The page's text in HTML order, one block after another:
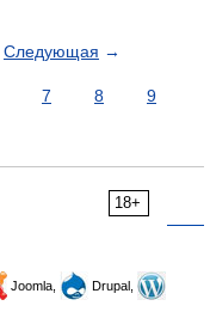
Следующая →
7 8
9
18+
Joomla,
Drupal,